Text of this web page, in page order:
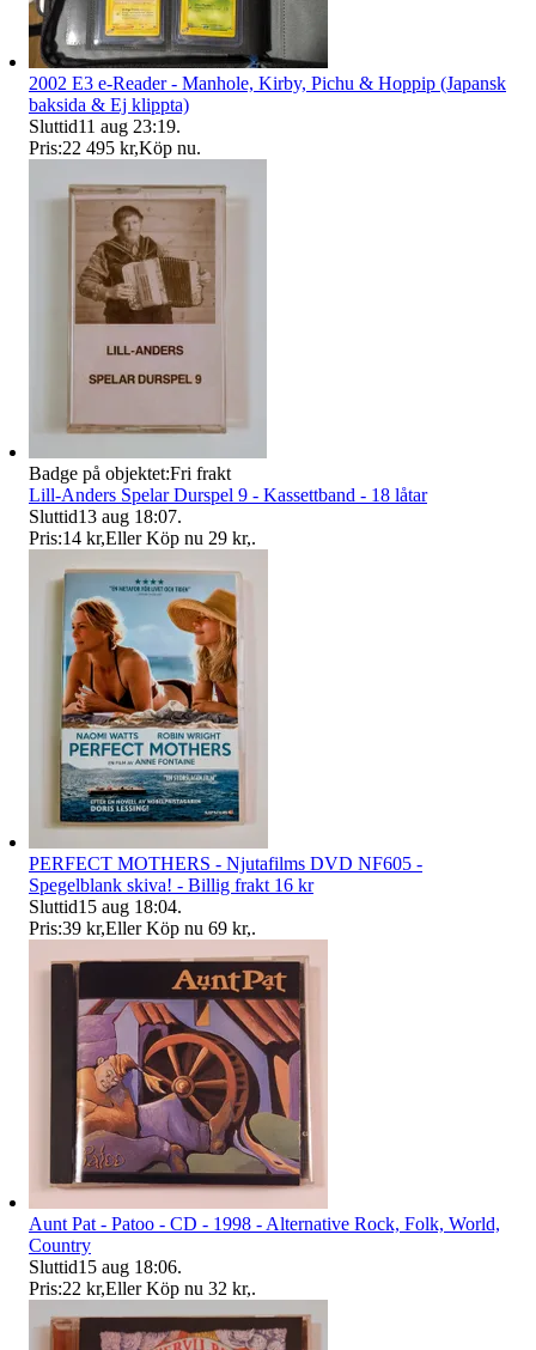
2002 E3 e-Reader - Manhole, Kirby, Pichu & Hoppip (Japansk
baksida & Ej klippta)
Sluttid11 aug 23:19.
Pris:22 495 kr,Köp nu.
Badge på objektet:Fri frakt
Lill-Anders Spelar Durspel 9 - Kassettband - 18 låtar
Sluttid13 aug 18:07.
Pris:14 kr,Eller Köp nu 29 kr,.
PERFECT MOTHERS - Njutafilms DVD NF605 -
Spegelblank skiva! - Billig frakt 16 kr
Sluttid15 aug 18:04.
Pris:39 kr,Eller Köp nu 69 kr,.
Aunt Pat - Patoo - CD - 1998 - Alternative Rock, Folk, World,
Country
Sluttid15 aug 18:06.
Pris:22 kr,Eller Köp nu 32 kr,.